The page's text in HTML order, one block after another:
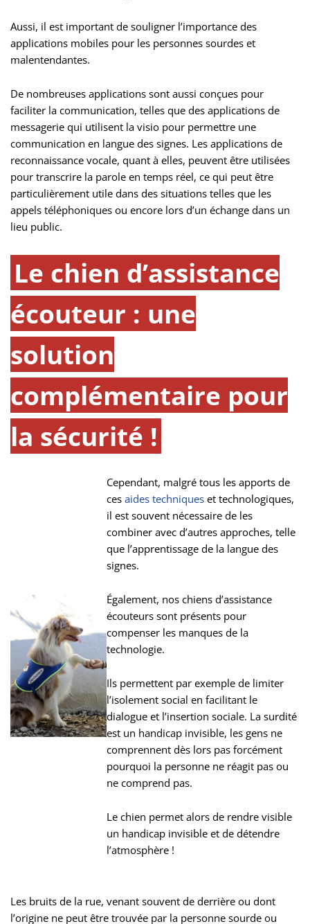
Aussi, il est important de souligner l’importance des
applications mobiles pour les personnes sourdes et
malentendantes.
De nombreuses applications sont aussi conçues pour
faciliter la communication, telles que des applications de
messagerie qui utilisent la visio pour permettre une
communication en langue des signes. Les applications de
reconnaissance vocale, quant à elles, peuvent être utilisées
pour transcrire la parole en temps réel, ce qui peut être
particulièrement utile dans des situations telles que les
appels téléphoniques ou encore lors d’un échange dans un
lieu public.
Le chien d’assistance
écouteur : une
solution
complémentaire pour
la sécurité !
Cependant, malgré tous les apports de
cesaides techniques et technologiques,
il est souvent nécessaire de les
combiner avec d’autres approches, telle
que l’apprentissage de la langue des
signes.
Également, nos chiens d’assistance
écouteurs sont présents pour
compenser les manques de la
technologie.
Ils permettent par exemple de limiter
l’isolement social en facilitant le
dialogue et l’insertion sociale. La surdité
est un handicap invisible, les gens ne
comprennent dès lors pas forcément
pourquoi la personne ne réagit pas ou
ne comprend pas.
Le chien permet alors de rendre visible
un handicap invisible et de détendre
l’atmosphère !
Les bruits de la rue, venant souvent de derrière ou dont
l’origine ne peut être trouvée par la personne sourde ou